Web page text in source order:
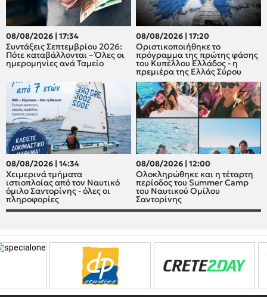
08/08/2026 | 17:34
Συντάξεις Σεπτεμβρίου 2026:
Πότε καταβάλλονται – Όλες οι
ημερομηνίες ανά Ταμείο
08/08/2026 | 17:20
Οριστικοποιήθηκε το
πρόγραμμα της πρώτης φάσης
του Κυπέλλου Ελλάδος - η
πρεμιέρα της Ελλάς Σύρου
08/08/2026 | 14:34
Χειμερινά τμήματα
ιστιοπλοίας από τον Ναυτικό
όμιλο Σαντορίνης - όλες οι
πληροφορίες
08/08/2026 | 12:00
Oλοκληρώθηκε και η τέταρτη
περίοδος του Summer Camp
του Ναυτικού Ομίλου
Σαντορίνης